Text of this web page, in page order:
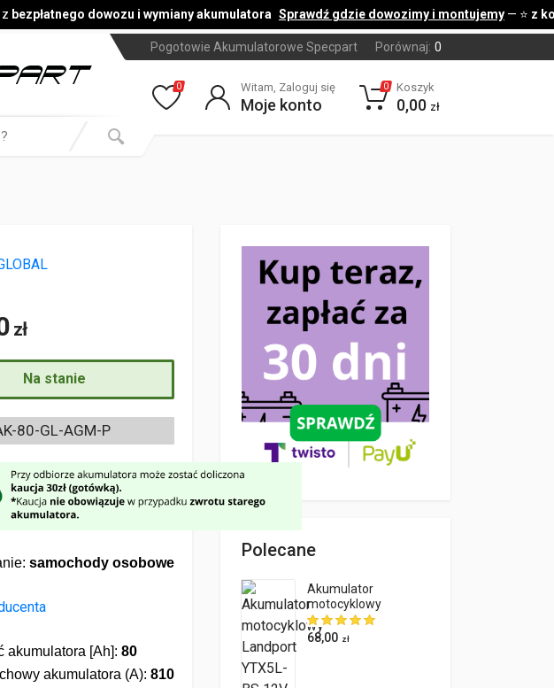
dowozu i wymiany akumulatora Sprawdź gdzie dowozimy i montujemy— ⭐z
Pogotowie Akumulatorowe Specpart Porównaj: 0
0 Witam, Zaloguj się
Moje konto
0 Koszyk
0,00 zł
Oceniony
4
zł
Na stanie
80-GL-AGM-P
samochody osobowe
akumulatora [Ah]: 80
akumulatora (A): 810
Polecane
Akumulator
motocyklowy
Landport YTX5L-BS
12V 4Ah 50A
68,00 zł